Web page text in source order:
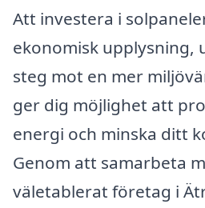
Att investera i
ekonomisk upplysning,
steg mot en mer
ger dig möjlighet att
energi och minska ditt
Genom att samarbeta
väletablerat företag i